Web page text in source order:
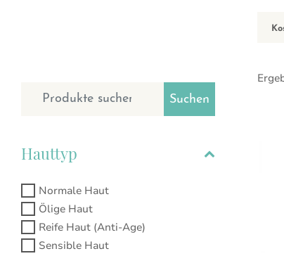
Suchen nach:
Suchen
Hauttyp
Normale Haut
Ölige Haut
Reife Haut (Anti-Age)
Sensible Haut